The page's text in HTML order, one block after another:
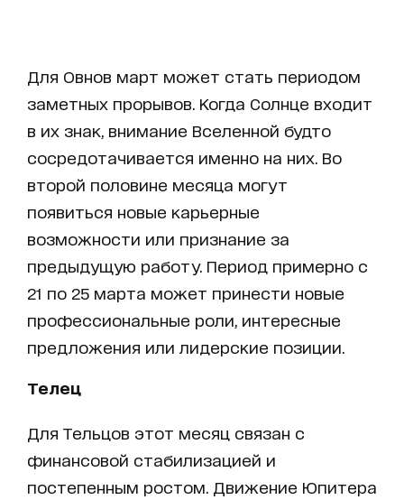
Для Овнов март может стать периодом
заметных прорывов. Когда Солнце входит
в их знак, внимание Вселенной будто
сосредотачивается именно на них. Во
второй половине месяца могут
появиться новые карьерные
возможности или признание за
предыдущую работу. Период примерно с
21 по 25 марта может принести новые
профессиональные роли, интересные
предложения или лидерские позиции.
Телец
Для Тельцов этот месяц связан с
финансовой стабилизацией и
постепенным ростом. Движение Юпитера